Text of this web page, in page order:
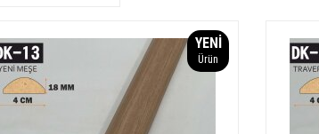
YENI
Ürün